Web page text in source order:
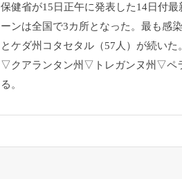
保健省が15日正午に発表した14日付
ーンは全国で3カ所となった。最も感
とケダ州コタセタル（57人）が続い
▽クアランタン州▽トレガンヌ州▽ペ
る。